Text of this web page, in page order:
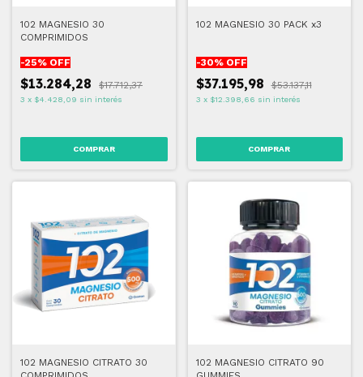
102 MAGNESIO 30
COMPRIMIDOS
-25% OFF
$13.284,28 $17.712,37
3 x $4.428,09 sin interés
102 MAGNESIO 30 PACK x3
-30% OFF
$37.195,98 $53.137,11
3 x $12.398,66 sin interés
102 MAGNESIO CITRATO 30
102 MAGNESIO CITRATO 90